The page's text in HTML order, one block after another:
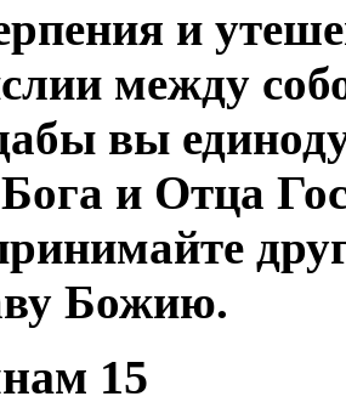
и
между
вы
и Отца
Божию.
15